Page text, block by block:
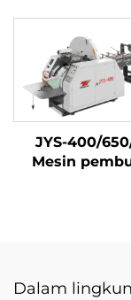
JYS-400/
Mesin
Dalam